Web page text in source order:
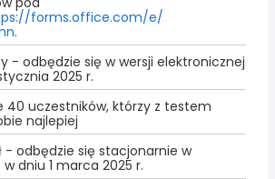
forms.office.com/e/
.
- odbędzie się w wersji elektronicznej
2025 r.
40 uczestników, którzy z testem
najlepiej
- odbędzie się stacjonarnie w
dniu 1 marca 2025 r.